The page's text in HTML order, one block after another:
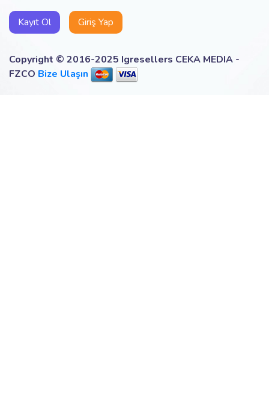
Kayıt Ol Giriş Yap
Copyright © 2016-2025 Igresellers CEKA MEDIA -
FZCO Bize Ulaşın